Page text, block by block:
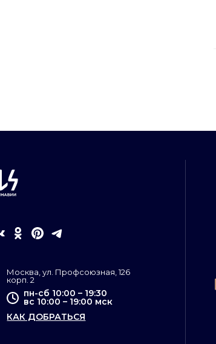
Москва, ул. Профсоюзная, 126
корп. 2
пн-сб 10:00 – 19:30
вс 10:00 – 19:00 мск
КАК ДОБРАТЬСЯ